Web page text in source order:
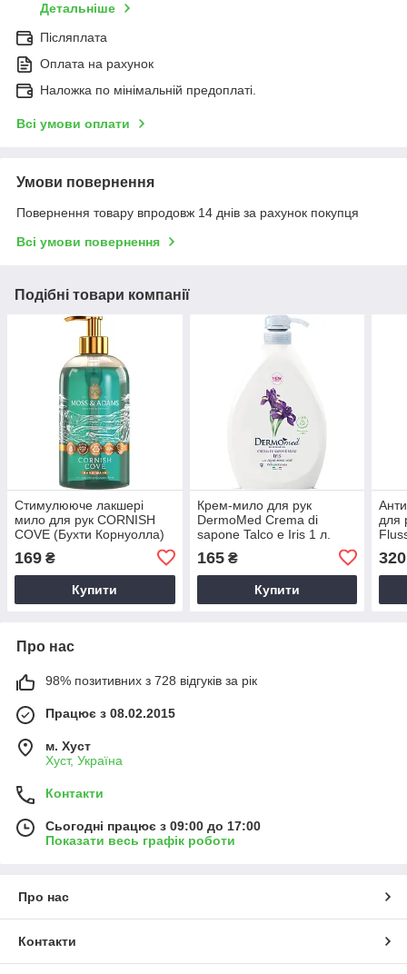
Детальніше
Післяплата
Оплата на рахунок
Наложка по мінімальній предоплаті.
Всі умови оплати
Умови повернення
Повернення товару впродовж 14 днів за рахунок покупця
Всі умови повернення
Подібні товари компанії
Стимулююче лакшері
мило для рук CORNISH
COVE (Бухти Корнуолла)
169 ₴
Купити
Крем-мило для рук
DermoMed Crema di
sapone Talco e Iris 1 л.
165₴
Купити
для
320
Про нас
98% позитивних з 728 відгуків за рік
Працює з 08.02.2015
м. Хуст
Хуст, Україна
Контакти
Сьогодні працює з 09:00 до 17:00
Показати весь графік роботи
Про нас
Контакти